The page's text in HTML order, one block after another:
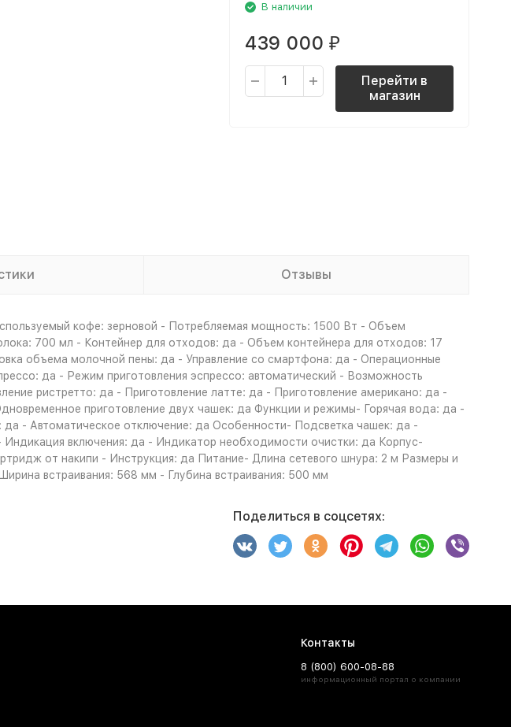
В наличии
439 000 ₽
Перейти в
магазин
Отзывы
кофе: зерновой - Потребляемая мощность: 1500 Вт - Объем
700 мл - Контейнер для отходов: да - Объем контейнера для отходов: 17
объема молочной пены: да - Управление со смартфона: да - Операционные
да - Режим приготовления эспрессо: автоматический - Возможность
ристретто: да - Приготовление латте: да - Приготовление американо: да -
приготовление двух чашек: да Функции и режимы- Горячая вода: да -
- Автоматическое отключение: да Особенности- Подсветка чашек: да -
включения: да - Индикатор необходимости очистки: да Корпус-
от накипи - Инструкция: да Питание- Длина сетевого шнура: 2 м Размеры и
встраивания: 568 мм - Глубина встраивания: 500 мм
Поделиться в соцсетях:
Контакты
8 (800) 600-08-88
информационный портал о компании